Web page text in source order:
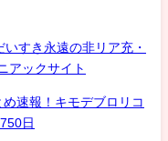
すき永遠の非リア充・
アックサイト
速報！キモデブロリコ
日